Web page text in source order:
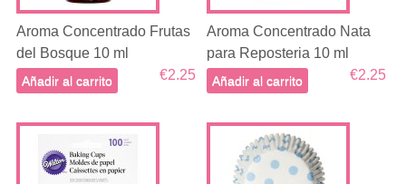
Aroma Concentrado Frutas
del Bosque 10 ml
€2.25
Añadir al carrito
Aroma Concentrado Nata
para Reposteria 10 ml
€2.25
Añadir al carrito